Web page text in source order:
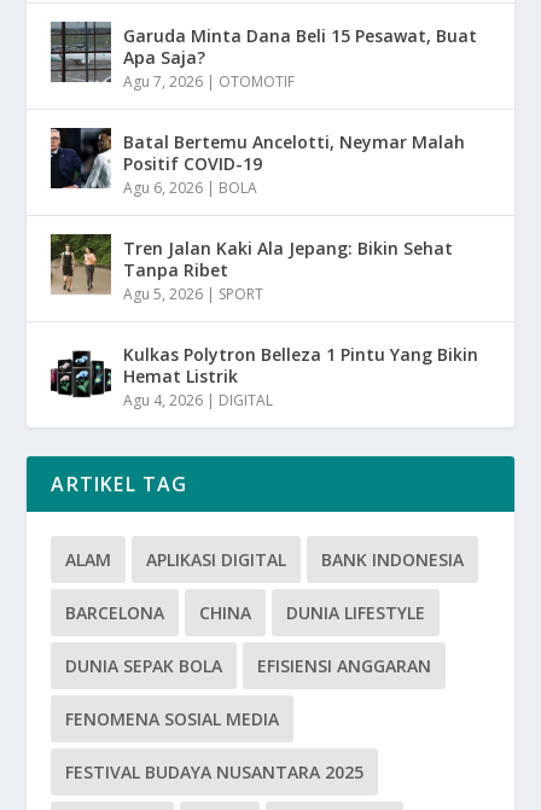
Garuda Minta Dana Beli 15 Pesawat, Buat
Apa Saja?
Agu 7, 2026 | OTOMOTIF
Batal Bertemu Ancelotti, Neymar Malah
Positif COVID-19
Agu 6, 2026 | BOLA
Tren Jalan Kaki Ala Jepang: Bikin Sehat
Tanpa Ribet
Agu 5, 2026 | SPORT
Kulkas Polytron Belleza 1 Pintu Yang Bikin
Hemat Listrik
Agu 4, 2026 | DIGITAL
ARTIKEL TAG
ALAM APLIKASI DIGITAL BANK INDONESIA
BARCELONA CHINA DUNIA LIFESTYLE
DUNIA SEPAK BOLA EFISIENSI ANGGARAN
FENOMENA SOSIAL MEDIA
FESTIVAL BUDAYA NUSANTARA 2025